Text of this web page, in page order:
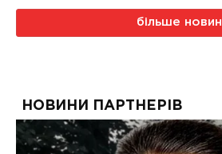
більше новин